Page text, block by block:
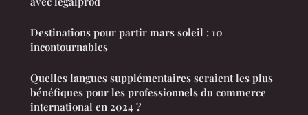
Destinations pour partir mars soleil : 10
incontournables
Quelles langues supplémentaires seraient les plus
bénéfiques pour les professionnels du commerce
international en 2024 ?